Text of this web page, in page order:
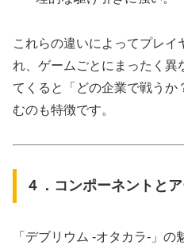
これらの違いによってプレ
れ、ゲームごとにまったく
てくると「どの企業で戦うか
むのも特徴です。
４．コンポーネントと
「デブリウム ‐オタカラ‐」